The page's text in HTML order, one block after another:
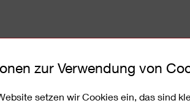
zur Verwendung von
setzen wir Cookies ein, das sind
Mobile